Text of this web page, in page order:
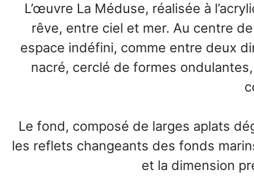
L’œuvre La Méduse, réalisée à
rêve, entre ciel et mer. Au centre
espace indéfini, comme entre deux
nacré, cerclé de formes
Le fond, composé de larges aplats
les reflets changeants des fonds
et la dimension